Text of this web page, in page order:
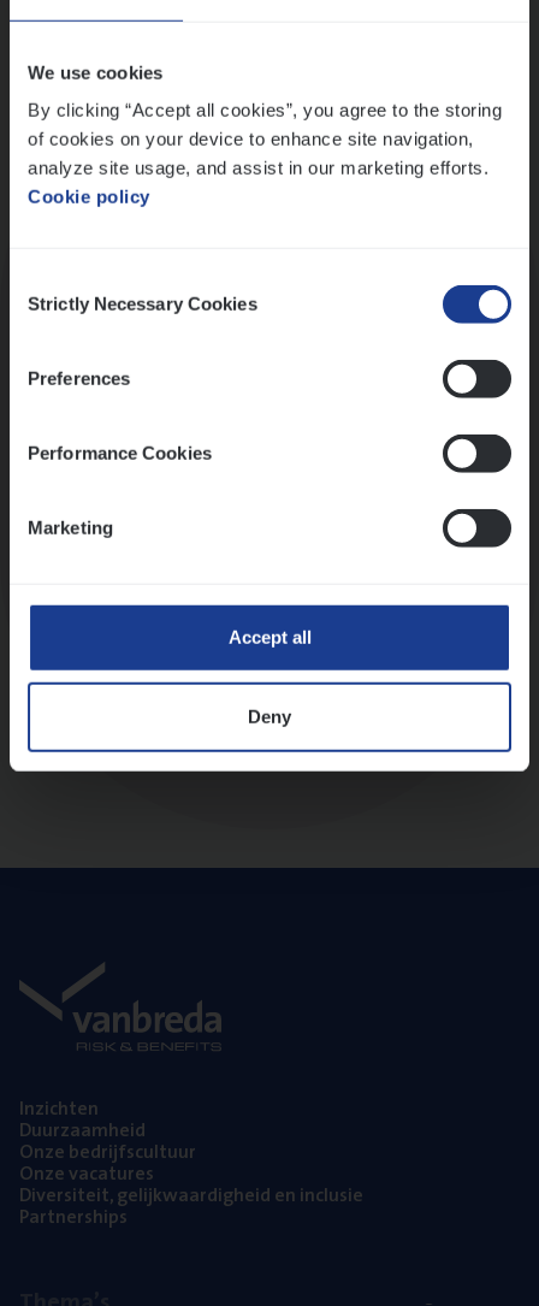
We use cookies
By clicking “Accept all cookies”, you agree to the storing
of cookies on your device to enhance site navigation,
analyze site usage, and assist in our marketing efforts.
Cookie policy
Selection
Strictly Necessary Cookies
Preferences
Performance Cookies
Marketing
Accept all
Deny
Inzich­ten
Duur­zaam­heid
Onze bedrijfs­cul­tuur
Onze vaca­tu­res
Diver­si­teit, gelijk­waar­dig­heid en inclusie
Part­ner­ships